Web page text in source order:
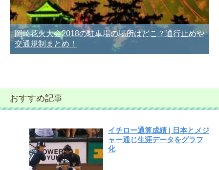
岡崎花火大会2018の駐車場の場所はどこ？通行止めや
交通規制まとめ！
おすすめ記事
イチロー通算成績 | 日本とメジ
ャー通じ生涯データをグラフ
化